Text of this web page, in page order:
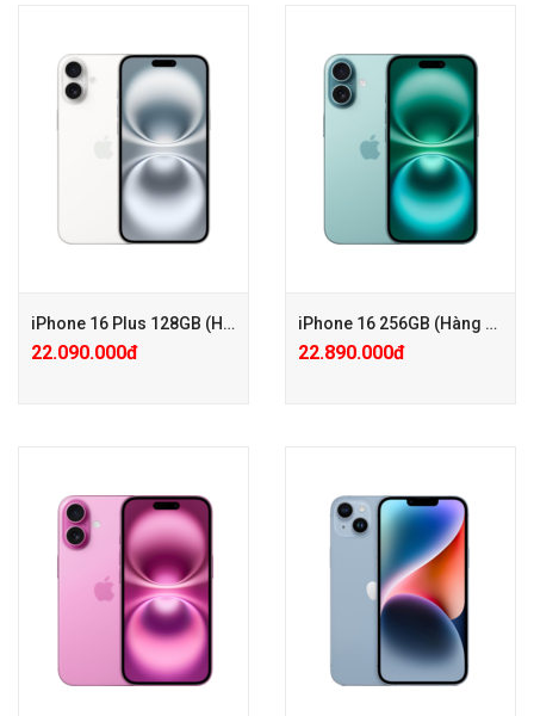
+ Tặng PGG PK 100.000đ
+ Bảo hành Mở rộng 24 tháng
chỉ với 650.000đ
+ KM: Tặng PGG 2.500.000đ (
Đã trừ vào giá )
+ Tặng PGG PK 100.000đ
+ Bảo hành Mở rộng 24 tháng
chỉ với 500.000đ
+ KM: Tặng PGG 2.500.000đ (
Đã trừ vào giá )
iPhone 16 Plus 128GB (Hàng công ty VN/A)
22.090.000đ
+ Tặng PGG PK 100.000đ
+ Bảo hành Mở rộng 24 tháng
chỉ với 500.000đ
+ KM: Tặng PGG 2.500.000đ (
Đã trừ vào giá )
iPhone 16 256GB (Hàng công ty VN/A)
22.890.000đ
+ Tặng PGG PK 100.000đ
+ Bảo hành Mở rộng 24 tháng
chỉ với 500.000đ
+ KM: Tặng PGG 2.500.000đ (
Đã trừ vào giá )